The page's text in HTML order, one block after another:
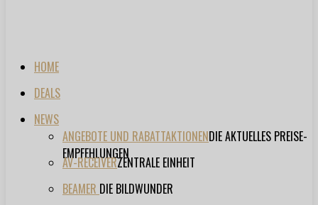
HOME
DEALS
NEWS
ANGEBOTE UND RABATTAKTIONENDIE AKTUELLES PREISE-
EMPFEHLUNGEN
AV-RECEIVERZENTRALE EINHEIT
BEAMER DIE BILDWUNDER